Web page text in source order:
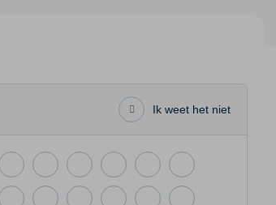
Ik weet het niet